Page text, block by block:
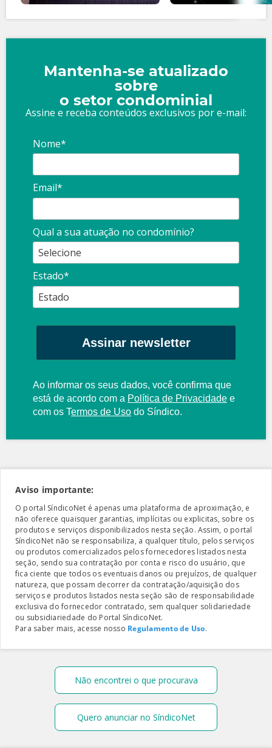
Mantenha-se atualizado
sobre
o setor condominial
Assine e receba conteúdos exclusivos por e-mail:
Nome*
Email*
Qual a sua atuação no condomínio?
Estado*
Assinar newsletter
Ao informar os seus dados, você confirma que
está de acordo com a Política de Privacidade e
com os Termos de Uso do Síndico.
Aviso importante:
O portal SíndicoNet é apenas uma plataforma de aproximação, e
não oferece quaisquer garantias, implícitas ou explicitas, sobre os
produtos e serviços disponibilizados nesta seção. Assim, o portal
SíndicoNet não se responsabiliza, a qualquer título, pelos serviços
ou produtos comercializados pelos fornecedores listados nesta
seção, sendo sua contratação por conta e risco do usuário, que
fica ciente que todos os eventuais danos ou prejuízos, de qualquer
natureza, que possam decorrer da contratação/aquisição dos
serviços e produtos listados nesta seção são de responsabilidade
exclusiva do fornecedor contratado, sem qualquer solidariedade
ou subsidiariedade do Portal SíndicoNet.
Para saber mais, acesse nosso Regulamento de Uso.
Não encontrei o que procurava
Quero anunciar no SíndicoNet